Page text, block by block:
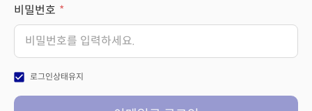
비밀번호
check_box 로그인상태유지